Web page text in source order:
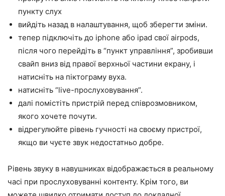
пункту слух
вийдіть назад в налаштування, щоб зберегти зміни.
тепер підключіть до iphone або ipad свої airpods,
після чого перейдіть в “пункт управління”, зробивши
свайп вниз від правої верхньої частини екрану, і
натисніть на піктограму вуха.
натисніть “live-прослуховування”.
далі помістіть пристрій перед співрозмовником,
якого хочете почути.
відрегулюйте рівень гучності на своєму пристрої,
якщо ви чуєте звук недостатньо добре.
Рівень звуку в навушниках відображається в реальному
часі при прослуховуванні контенту. Крім того, ви